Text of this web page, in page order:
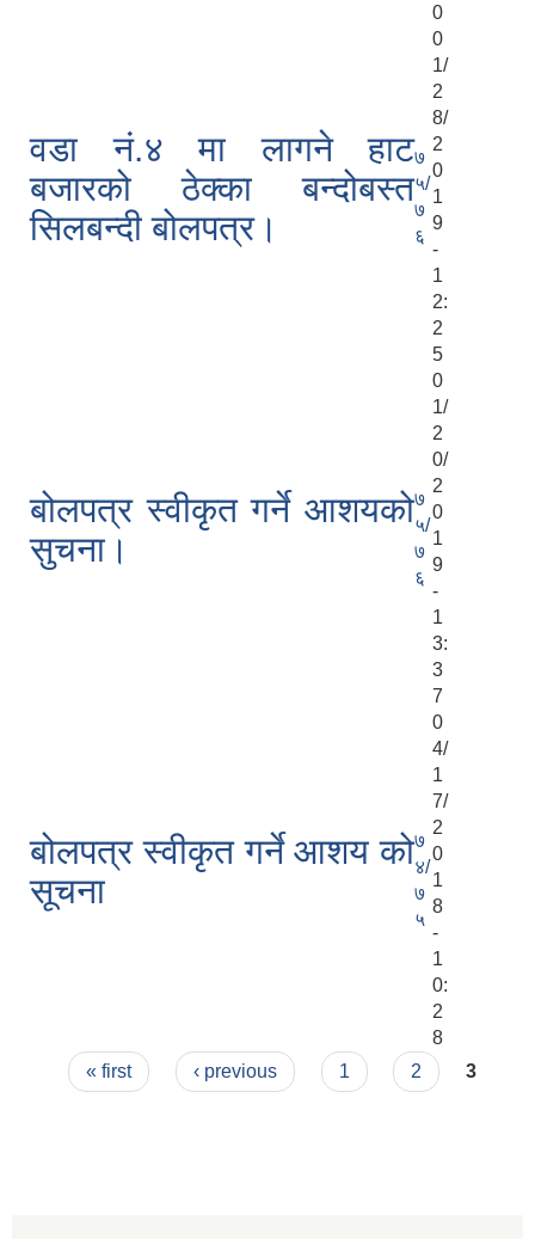
0
वडा नं.४ मा लागने हाट
बजारको ठेक्का बन्दोबस्त
सिलबन्दी बोलपत्र।
७
५/
७
६
0
1/
2
8/
2
0
1
9
-
1
2:
2
5
बोलपत्र स्वीकृत गर्ने आशयको
सुचना।
७
५/
७
६
0
1/
2
0/
2
0
1
9
-
1
3:
3
7
बोलपत्र स्वीकृत गर्ने आशय को
सूचना
७
४/
७
५
0
4/
1
7/
2
0
1
8
-
1
0:
2
8
Pages
« first ‹ previous 1 2 3